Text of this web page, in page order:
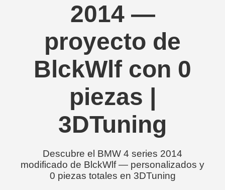
2014 —
proyecto de
BlckWlf con 0
piezas |
3DTuning
Descubre el BMW 4 series 2014
modificado de BlckWlf — personalizados y
0 piezas totales en 3DTuning